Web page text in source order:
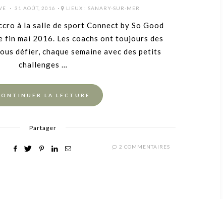
POSTED
31 AOÛT, 2016 LIEUX : SANARY-SUR-MER
à la salle de sport Connect by So Good
fin mai 2016. Les coachs ont toujours des
défier, chaque semaine avec des petits
challenges …
LA LECTURE
Partager
2 COMMENTAIRES